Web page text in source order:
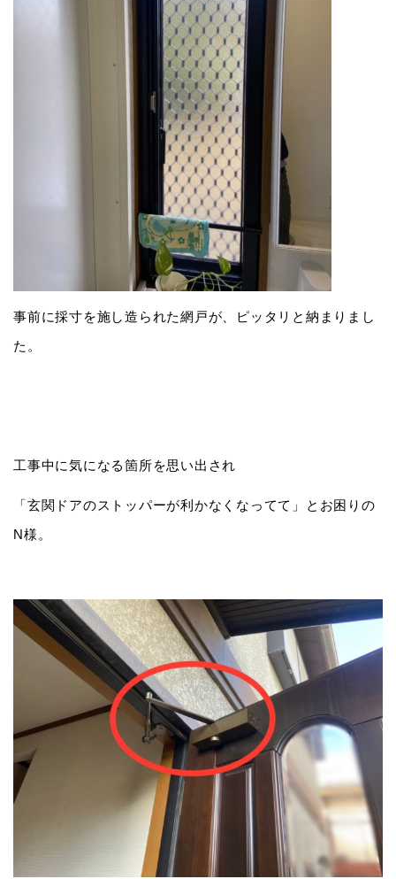
事前に採寸を施し造られた網戸が、ピッタリと納まりまし
た。
工事中に気になる箇所を思い出され
「玄関ドアのストッパーが利かなくなってて」とお困りの
N様。